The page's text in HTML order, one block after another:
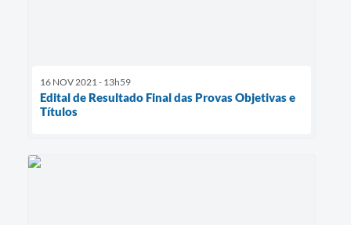
16 NOV 2021 - 13h59
Edital de Resultado Final das Provas Objetivas e
Títulos